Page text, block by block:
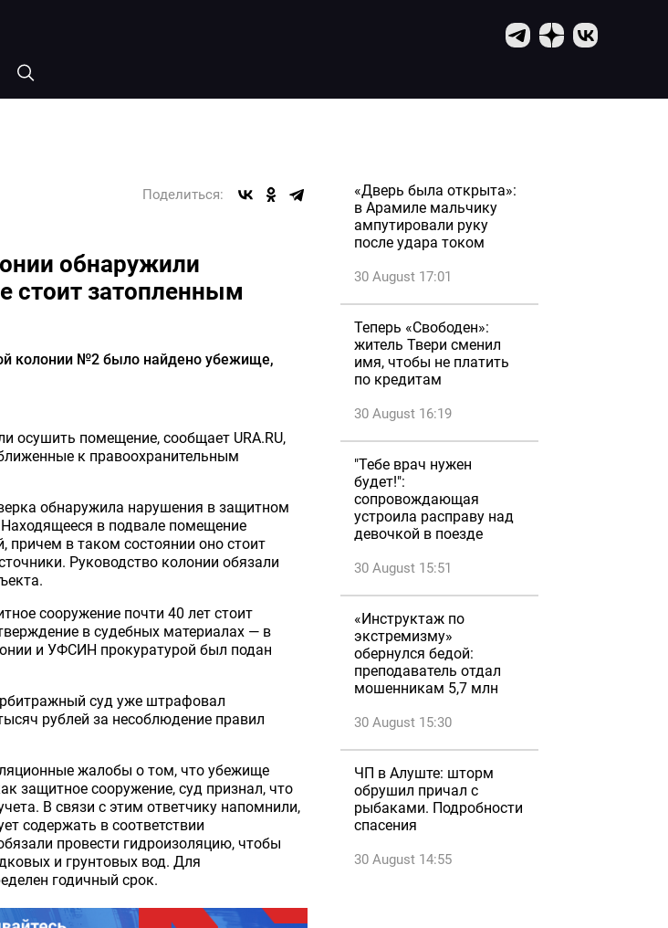
Поделиться:
обнаружили
стоит затопленным
колонии №2 было найдено убежище,
осушить помещение, сообщает URA.RU,
к правоохранительным
обнаружила нарушения в защитном
в подвале помещение
причем в таком состоянии оно стоит
Руководство колонии обязали
сооружение почти 40 лет стоит
в судебных материалах — в
и УФСИН прокуратурой был подан
суд уже штрафовал
рублей за несоблюдение правил
жалобы о том, что убежище
защитное сооружение, суд признал, что
В связи с этим ответчику напомнили,
содержать в соответствии
провести гидроизоляцию, чтобы
и грунтовых вод. Для
годичный срок.
«Дверь была открыта»:
в Арамиле мальчику
ампутировали руку
после удара током
30 August 17:01
Теперь «Свободен»:
житель Твери сменил
имя, чтобы не платить
по кредитам
30 August 16:19
"Тебе врач нужен
будет!":
сопровождающая
устроила расправу над
девочкой в поезде
30 August 15:51
«Инструктаж по
экстремизму»
обернулся бедой:
преподаватель отдал
мошенникам 5,7 млн
30 August 15:30
ЧП в Алуште: шторм
обрушил причал с
рыбаками. Подробности
спасения
30 August 14:55